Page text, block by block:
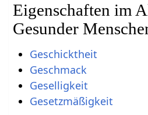
Eigenschaften im
Gesunder
Geschicktheit
Geschmack
Geselligkeit
Gesetzmäßigkeit